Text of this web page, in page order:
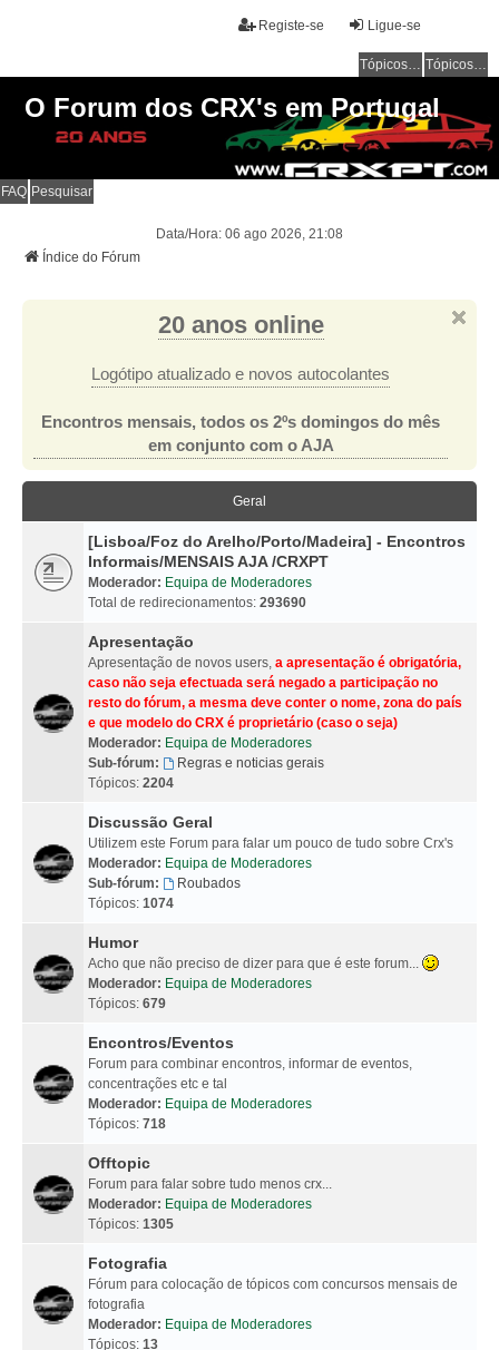
Ligue-se
Registe-se
Tópicos sem resposta Tópicos ativos
O Forum dos CRX's em Portugal
FAQ Pesquisar
Data/Hora: 06 ago 2026, 21:08
Índice do Fórum
20 anos online
Logótipo atualizado e novos autocolantes
Encontros mensais, todos os 2ºs domingos do mês
em conjunto com o AJA
Geral
[Lisboa/Foz do Arelho/Porto/Madeira] - Encontros
Informais/MENSAIS AJA /CRXPT
Moderador: Equipa de Moderadores
Total de redirecionamentos: 293690
Apresentação
Apresentação de novos users, a apresentação é obrigatória,
caso não seja efectuada será negado a participação no
resto do fórum, a mesma deve conter o nome, zona do país
e que modelo do CRX é proprietário (caso o seja)
Moderador: Equipa de Moderadores
Sub-fórum:
Regras e noticias gerais
Tópicos: 2204
Discussão Geral
Utilizem este Forum para falar um pouco de tudo sobre Crx's
Moderador: Equipa de Moderadores
Sub-fórum:
Roubados
Tópicos: 1074
Humor
Acho que não preciso de dizer para que é este forum...
Moderador: Equipa de Moderadores
Tópicos: 679
Encontros/Eventos
Forum para combinar encontros, informar de eventos,
concentrações etc e tal
Moderador: Equipa de Moderadores
Tópicos: 718
Offtopic
Forum para falar sobre tudo menos crx...
Moderador: Equipa de Moderadores
Tópicos: 1305
Fotografia
Fórum para colocação de tópicos com concursos mensais de
fotografia
Moderador: Equipa de Moderadores
Tópicos: 13